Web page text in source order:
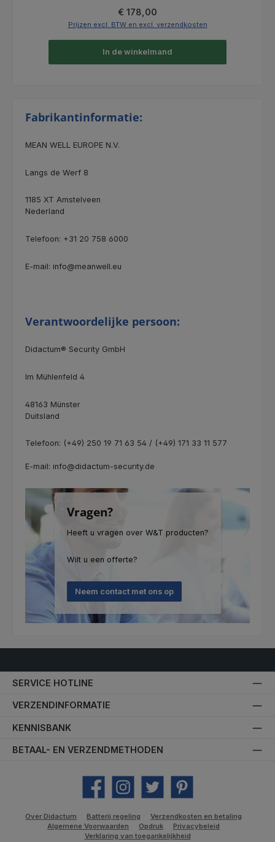
Normale prijs:
€ 178,00
Prijzen excl. BTW en excl. verzendkosten
In de winkelmand
Fabrikantinformatie:
MEAN WELL EUROPE N.V.
Langs de Werf 8
1185 XT Amstelveen
Nederland
Telefoon: +31 20 758 6000
E-mail: info@meanwell.eu
Verantwoordelijke persoon:
Didactum® Security GmbH
Im Mühlenfeld 4
48163 Münster
Duitsland
Telefoon: (+49) 250 19 71 63 54 / (+49) 171 33 11 577
E-mail: info@didactum-security.de
Vragen?
Heeft u vragen over W&T producten?
Wilt u een offerte?
Neem contact met ons op
SERVICE HOTLINE
VERZENDINFORMATIE
KENNISBANK
BETAAL- EN VERZENDMETHODEN
Facebook Instagram Twitter Pinterest
Over Didactum Batterij regeling
Verzendkosten en betaling
Algemene Voorwaarden
Opdruk
Privacybeleid
Verklaring van toegankelijkheid